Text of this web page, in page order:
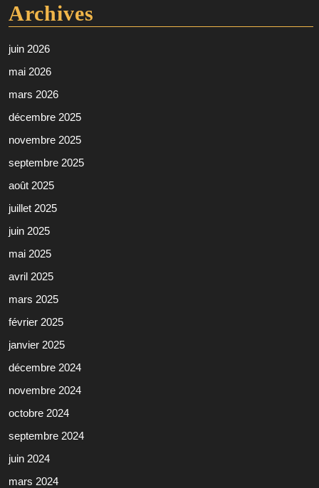
Archives
juin 2026
mai 2026
mars 2026
décembre 2025
novembre 2025
septembre 2025
août 2025
juillet 2025
juin 2025
mai 2025
avril 2025
mars 2025
février 2025
janvier 2025
décembre 2024
novembre 2024
octobre 2024
septembre 2024
juin 2024
mars 2024